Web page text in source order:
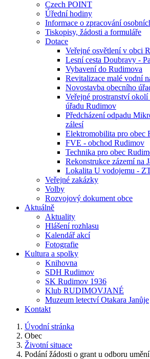
Czech POINT
Úřední hodiny
Informace o zpracování
Tiskopisy, žádosti a formuláře
Dotace
Veřejné osvětlení v obci
Lesní cesta Doubravy -
Vybavení do Rudimova
Revitalizace malé vodní
Novostavba obecního
Veřejné prostranství
úřadu Rudimov
Předcházení odpadu
zálesí
Elektromobilita pro obec
FVE - obchod Rudimov
Technika pro obec
Rekonstrukce zázemí na
Lokalita U vodojemu -
Veřejné zakázky
Volby
Rozvojový dokument obce
Aktuálně
Aktuality
Hlášení rozhlasu
Kalendář akcí
Fotografie
Kultura a spolky
Knihovna
SDH Rudimov
SK Rudimov 1936
Klub RUDIMOVJANÉ
Muzeum letectví Otakara Janůje
Kontakt
Úvodní stránka
Obec
Životní situace
Podání žádosti o grant u odboru